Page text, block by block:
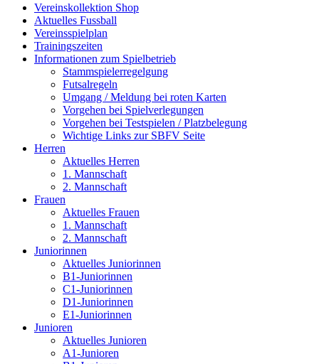
Vereinskollektion Shop
Aktuelles Fussball
Vereinsspielplan
Trainingszeiten
Informationen zum Spielbetrieb
Stammspielerregelgung
Futsalregeln
Umgang / Meldung bei roten Karten
Vorgehen bei Spielverlegungen
Vorgehen bei Testspielen / Platzbelegung
Wichtige Links zur SBFV Seite
Herren
Aktuelles Herren
1. Mannschaft
2. Mannschaft
Frauen
Aktuelles Frauen
1. Mannschaft
2. Mannschaft
Juniorinnen
Aktuelles Juniorinnen
B1-Juniorinnen
C1-Juniorinnen
D1-Juniorinnen
E1-Juniorinnen
Junioren
Aktuelles Junioren
A1-Junioren